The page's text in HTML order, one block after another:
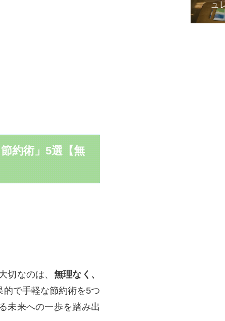
約術」5選【無
切なのは、 無理なく、
で手軽な節約術を5つ
未来への一歩を踏み出
ュ